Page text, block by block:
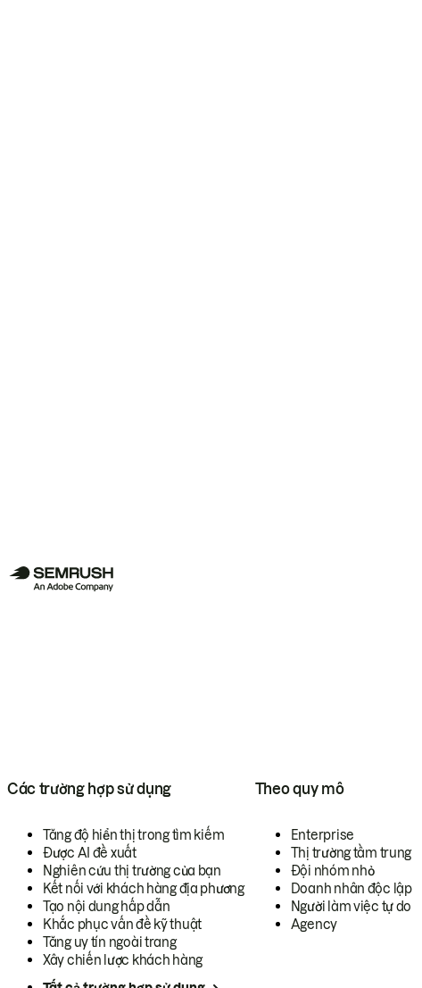
Các trường hợp sử dụng
Tăng độ hiển thị trong tìm kiếm
Được AI đề xuất
Nghiên cứu thị trường của bạn
Kết nối với khách hàng địa phương
Tạo nội dung hấp dẫn
Khắc phục vấn đề kỹ thuật
Tăng uy tín ngoài trang
Xây chiến lược khách hàng
Theo quy mô
Enterprise
Thị trường tầm trung
Đội nhóm nhỏ
Doanh nhân độc lập
Người làm việc tự do
Agency